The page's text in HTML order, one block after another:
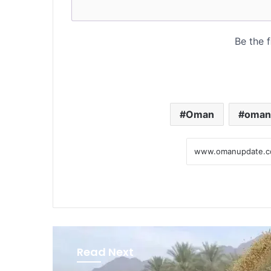
Oman
Read Next